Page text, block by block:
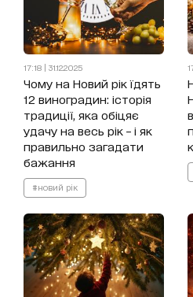
17:18 | 31.12.2025
Чому на Новий рік їдять
12 виноградин: історія
традиції, яка обіцяє
удачу на весь рік – і як
правильно загадати
бажання
#новий рік